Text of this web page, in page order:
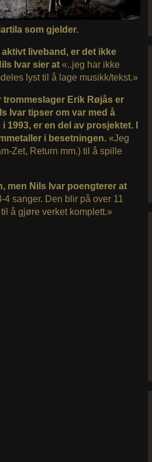
som gjelder.
liveband, er det ikke
Ivar sier at«..jeg har ikke
lyst til å lage musikk/tekst.»
trommeslager Erik Røjås er
Ivar tipser om var med å
er en del av prosjektet. I
i besetningen. «Jeg
Zet, Return mm.) til å spille
men Nils Ivar poengterer at
sanger. Den blir på over 11
å gjøre verket komplett.»